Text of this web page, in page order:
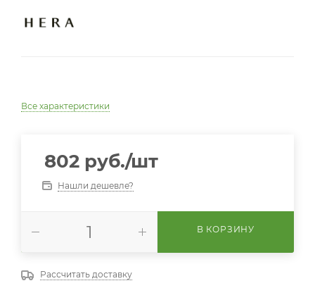
Все характеристики
802 руб./шт
Нашли дешевле?
В КОРЗИНУ
Рассчитать доставку